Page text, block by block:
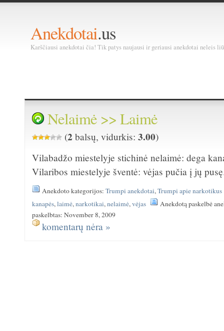
Anekdotai.us
Karščiausi anekdotai čia! Tik patys naujausi ir geriausi anekdotai neleis
Nelaimė >> Laimė
(2 balsų, vidurkis:3.00)
Vilabadžo miestelyje stichinė nelaimė: dega
Vilaribos miestelyje šventė: vėjas pučia į jų
Anekdoto kategorijos:Trumpi anekdotai,Trumpi apie narkotikus
kanapės,laimė,narkotikai,nelaimė,vėjas
Anekdotą paskelbė
paskelbtas: November 8, 2009
komentarų nėra »